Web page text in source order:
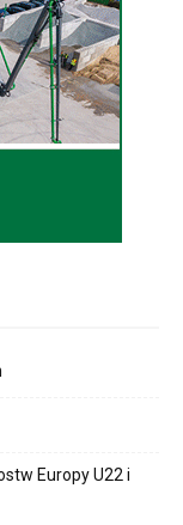
Europy U22 i